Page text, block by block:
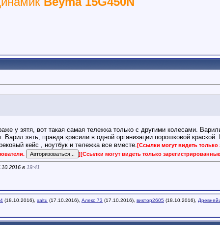
у зятя, вот такая самая тележка только с другими колесами.
Варил зять, правда красили в одной организации порошковой
кейс , ноутбук и тележка все вместе. [Ссылки могут видеть
] [Ссылки могут видеть только
в 19:41
(18.10.2016), xaltu (17.10.2016), Алекс 73 (17.10.2016), виктор2605 (18.10.2016),